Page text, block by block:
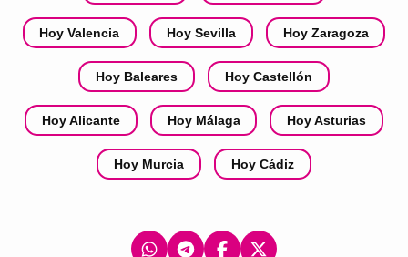
Hoy Valencia Hoy Sevilla Hoy Zaragoza
Hoy Baleares Hoy Castellón
Hoy Alicante Hoy Málaga Hoy Asturias
Hoy Murcia Hoy Cádiz